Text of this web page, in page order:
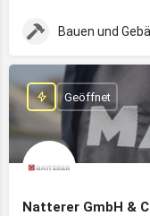
Bauen und
Natterer GmbH &
Geöffnet